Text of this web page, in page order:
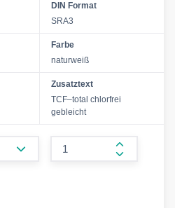
DIN Format
SRA3
Farbe
naturweiß
Zusatztext
TCF–total chlorfrei
gebleicht
form.increase-